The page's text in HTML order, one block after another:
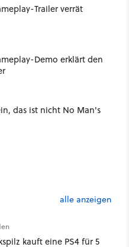
Trailer verrät
Demo erklärt den
das ist nicht No Man's
alle anzeigen
kauft eine PS4 für 5